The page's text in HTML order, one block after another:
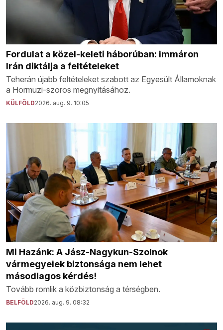
Fordulat a közel-keleti háborúban: immáron
Irán diktálja a feltételeket
Teherán újabb feltételeket szabott az Egyesült Államoknak
a Hormuzi-szoros megnyitásához.
KÜLFÖLD2026. aug. 9. 10:05
Mi Hazánk: A Jász-Nagykun-Szolnok
vármegyeiek biztonsága nem lehet
másodlagos kérdés!
Tovább romlik a közbiztonság a térségben.
BELFÖLD2026. aug. 9. 08:32